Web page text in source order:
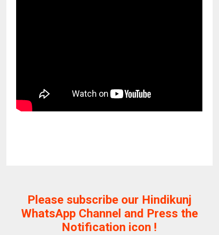
Please subscribe our Hindikunj
WhatsApp Channel and Press the
Notification icon !